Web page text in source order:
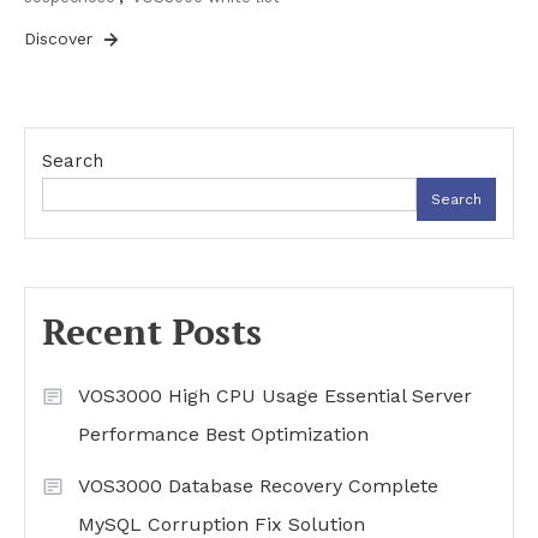
Discover
Search
Search
Recent Posts
VOS3000 High CPU Usage Essential Server
Performance Best Optimization
VOS3000 Database Recovery Complete
MySQL Corruption Fix Solution